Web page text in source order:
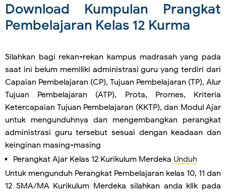
Download Kumpulan Prangkat
Pembelajaran Kelas 12 Kurma
Silahkan bagi rekan-rekan kampus madrasah yang pada
saat ini belum memiliki administrasi guru yang terdiri dari
Capaian Pembelajaran (CP), Tujuan Pembelajaran (TP), Alur
Tujuan Pembelajaran (ATP), Prota, Promes, Kriteria
Ketercapaian Tujuan Pembelajaran (KKTP), dan Modul Ajar
untuk mengunduhnya dan mengembangkan perangkat
administrasi guru tersebut sesuai dengan keadaan dan
keinginan masing-masing
Perangkat Ajar Kelas 12 Kurikulum Merdeka Unduh
Untuk mengunduh Perangkat Pembelajaran kelas 10, 11 dan
12 SMA/MA Kurikulum Merdeka silahkan anda klik pada